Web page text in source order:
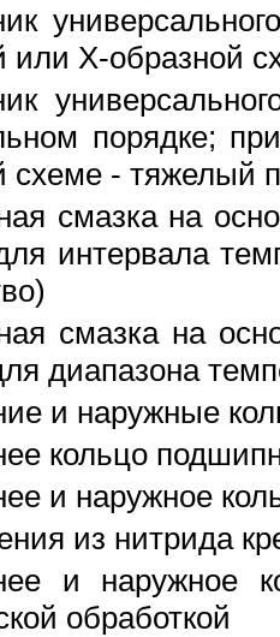
или Х-образной
порядке;
схеме - тяжелый
смазка на
интервала
смазка на
диапазона
и наружные
кольцо
и наружное
из нитрида
и наружное
обработкой